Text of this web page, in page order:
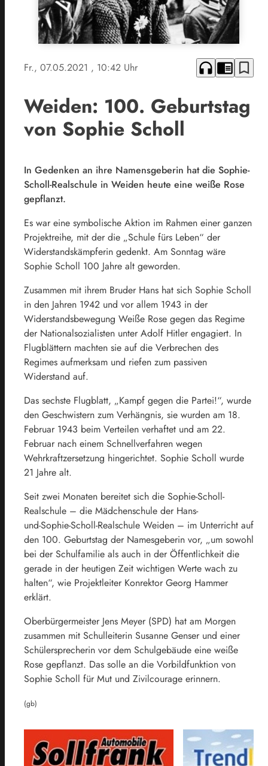
Fr., 07.05.2021 , 10:42 Uhr headphones chrome_reader_mode bookmark_border
Weiden: 100. Geburtstag
von Sophie Scholl
In Gedenken an ihre Namensgeberin hat die Sophie-
Scholl-Realschule in Weiden heute eine weiße Rose
gepflanzt.
Es war eine symbolische Aktion im Rahmen einer ganzen
Projektreihe, mit der die „Schule fürs Leben“ der
Widerstandskämpferin gedenkt. Am Sonntag wäre
Sophie Scholl 100 Jahre alt geworden.
Zusammen mit ihrem Bruder Hans hat sich Sophie Scholl
in den Jahren 1942 und vor allem 1943 in der
Widerstandsbewegung Weiße Rose gegen das Regime
der Nationalsozialisten unter Adolf Hitler engagiert. In
Flugblättern machten sie auf die Verbrechen des
Regimes aufmerksam und riefen zum passiven
Widerstand auf.
Das sechste Flugblatt, „Kampf gegen die Partei!“, wurde
den Geschwistern zum Verhängnis, sie wurden am 18.
Februar 1943 beim Verteilen verhaftet und am 22.
Februar nach einem Schnellverfahren wegen
Wehrkraftzersetzung hingerichtet. Sophie Scholl wurde
21 Jahre alt.
Seit zwei Monaten bereitet sich die Sophie-Scholl-
Realschule – die Mädchenschule der Hans-
und-Sophie-Scholl-Realschule Weiden – im Unterricht auf
den 100. Geburtstag der Namesgeberin vor, „um sowohl
bei der Schulfamilie als auch in der Öffentlichkeit die
gerade in der heutigen Zeit wichtigen Werte wach zu
halten“, wie Projektleiter Konrektor Georg Hammer
erklärt.
Oberbürgermeister Jens Meyer (SPD) hat am Morgen
zusammen mit Schulleiterin Susanne Genser und einer
Schülersprecherin vor dem Schulgebäude eine weiße
Rose gepflanzt. Das solle an die Vorbildfunktion von
Sophie Scholl für Mut und Zivilcourage erinnern.
(gb)